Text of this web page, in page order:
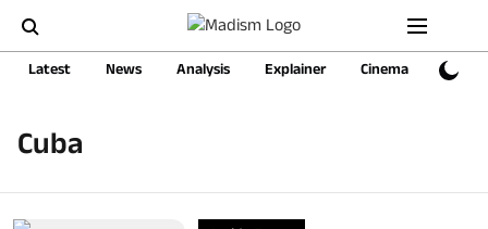
Latest News Analysis Explainer Cinema Sports
Cuba